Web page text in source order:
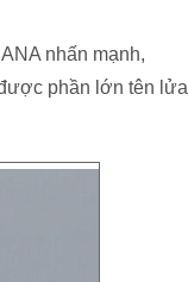
nhấn mạnh,
phần lớn tên lửa